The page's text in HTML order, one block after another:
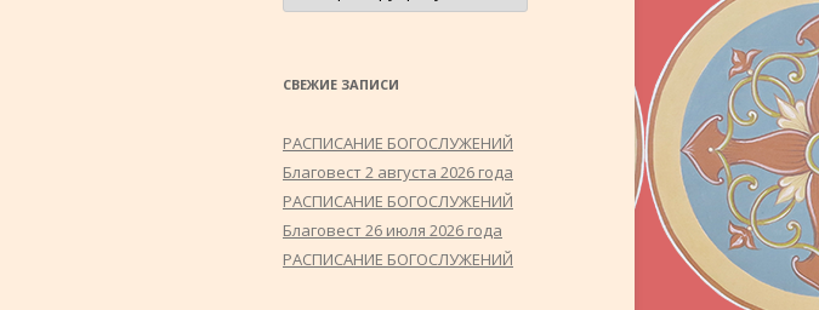
СВЕЖИЕ ЗАПИСИ
РАСПИСАНИЕ БОГОСЛУЖЕНИЙ
Благовест 2 августа 2026 года
РАСПИСАНИЕ БОГОСЛУЖЕНИЙ
Благовест 26 июля 2026 года
РАСПИСАНИЕ БОГОСЛУЖЕНИЙ